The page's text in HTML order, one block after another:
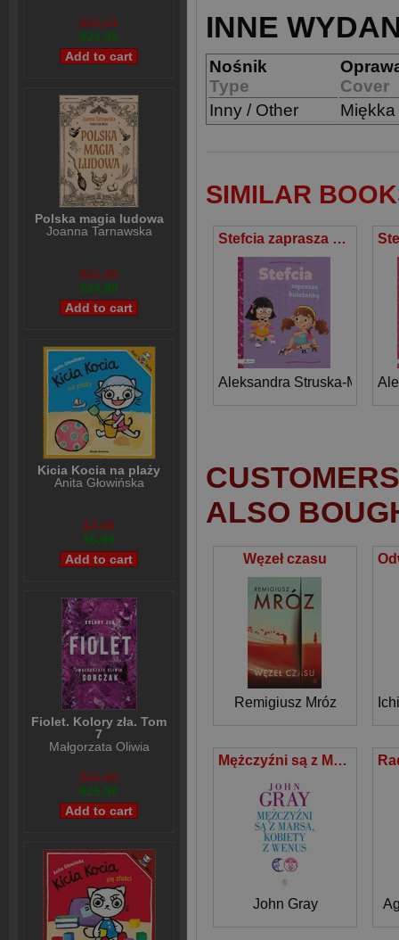
$31,21
$24,98
Polska magia ludowa
Joanna Tarnawska
$31,89
$24,98
Kicia Kocia na plaży
Anita Głowińska
$7,99
$6,99
Fiolet. Kolory zła. Tom
7
Małgorzata Oliwia
$31,66
$25,98
INNE
Nośnik
Type
Cover
Inny / Other
Miękka
SIMILAR
Stefcia zaprasza koleżankę
Aleksandra Struska-Musiał
ALSO
Węzeł czasu
Remigiusz Mróz
Mężczyźni są z Marsa kobiety z Wenus
John Gray